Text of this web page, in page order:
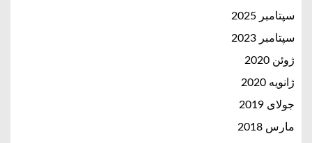
سپتامبر 2025
سپتامبر 2023
ژوئن 2020
ژانویه 2020
جولای 2019
مارس 2018